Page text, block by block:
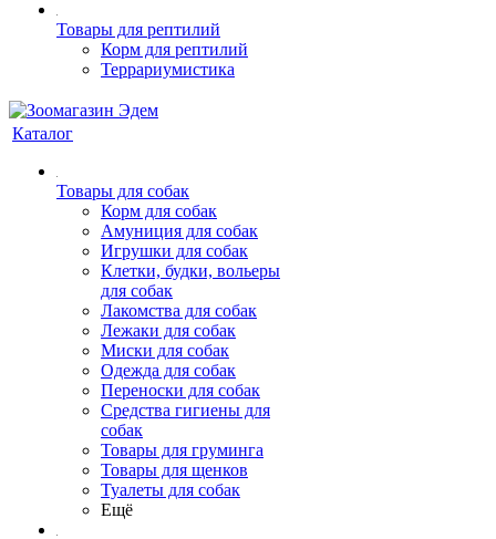
Товары для рептилий
Корм для рептилий
Террариумистика
Каталог
Товары для собак
Корм для собак
Амуниция для собак
Игрушки для собак
Клетки, будки, вольеры
для собак
Лакомства для собак
Лежаки для собак
Миски для собак
Одежда для собак
Переноски для собак
Средства гигиены для
собак
Товары для груминга
Товары для щенков
Туалеты для собак
Ещё